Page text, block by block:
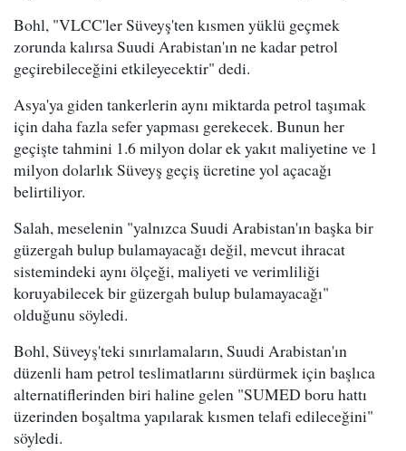
Bohl, "VLCC'ler Süveyş'ten kısmen yüklü geçmek
zorunda kalırsa Suudi Arabistan'ın ne kadar petrol
geçirebileceğini etkileyecektir" dedi.
Asya'ya giden tankerlerin aynı miktarda petrol taşımak
için daha fazla sefer yapması gerekecek. Bunun her
geçişte tahmini 1.6 milyon dolar ek yakıt maliyetine ve 1
milyon dolarlık Süveyş geçiş ücretine yol açacağı
belirtiliyor.
Salah, meselenin "yalnızca Suudi Arabistan'ın başka bir
güzergah bulup bulamayacağı değil, mevcut ihracat
sistemindeki aynı ölçeği, maliyeti ve verimliliği
koruyabilecek bir güzergah bulup bulamayacağı"
olduğunu söyledi.
Bohl, Süveyş'teki sınırlamaların, Suudi Arabistan'ın
düzenli ham petrol teslimatlarını sürdürmek için başlıca
alternatiflerinden biri haline gelen "SUMED boru hattı
üzerinden boşaltma yapılarak kısmen telafi edileceğini"
söyledi.